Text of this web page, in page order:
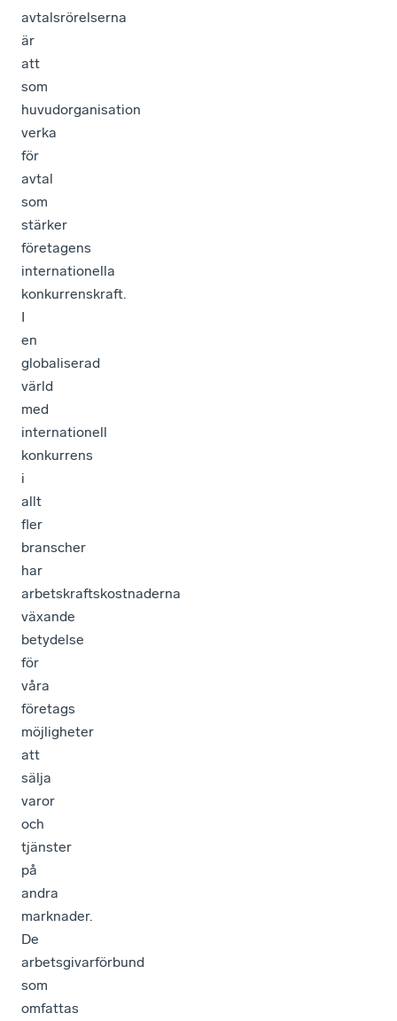
avtalsrörelserna
är
att
som
huvudorganisation
verka
för
avtal
som
stärker
företagens
internationella
konkurrenskraft.
I
en
globaliserad
värld
med
internationell
konkurrens
i
allt
fler
branscher
har
arbetskraftskostnaderna
växande
betydelse
för
våra
företags
möjligheter
att
sälja
varor
och
tjänster
på
andra
marknader.
De
arbetsgivarförbund
som
omfattas